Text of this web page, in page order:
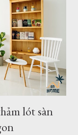
2,6m - 3,6m Là đơn
tại Hồ Chí Minh
cầu của khách
chúng tôi đã
2,4m 2,5m 2,m
b...
lót sàn